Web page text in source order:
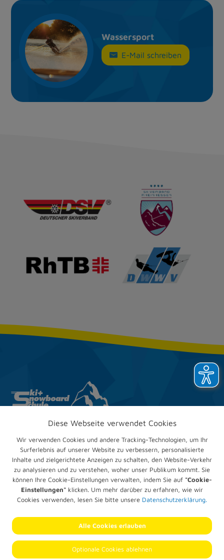
Wassersport
E-Mail schreiben
Im Mühlengrund 24
67551 Worms
Telefon:+49 (0) 6247 905836
E-Mail:verwaltung@trappenberg.com
Impressum
Cookie-Einstellungen
© 2026 SSC Trappenberg
Diese Webseite verwendet Cookies
Wir verwenden Cookies und andere Tracking-Technologien, um Ihr
Surferlebnis auf unserer Website zu verbessern, personalisierte
Inhalte und zielgerichtete Anzeigen zu schalten, den Website-Verkehr
zu analysieren und zu verstehen, woher unser Publikum kommt. Sie
können Ihre Cookie-Einstellungen verwalten, indem Sie auf "Cookie-
Einstellungen" klicken. Um mehr darüber zu erfahren, wie wir
Cookies verwenden, lesen Sie bitte unsere Datenschutzerklärung.
Alle Cookies erlauben
Optionale Cookies ablehnen